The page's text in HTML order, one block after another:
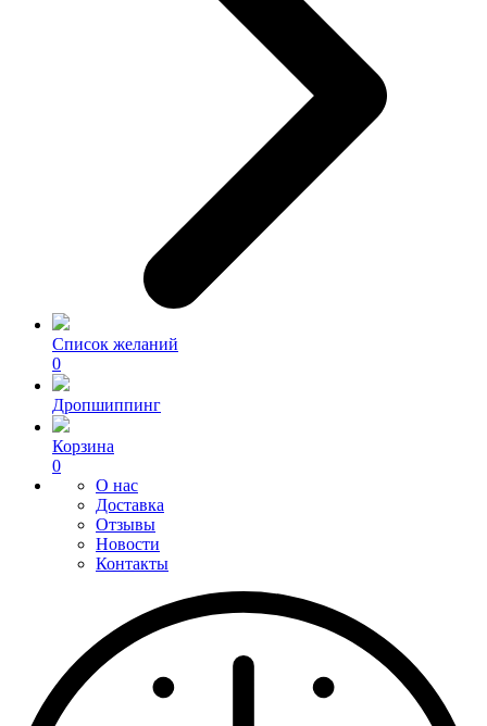
Список желаний
0
Дропшиппинг
Корзина
0
О нас
Доставка
Отзывы
Новости
Контакты